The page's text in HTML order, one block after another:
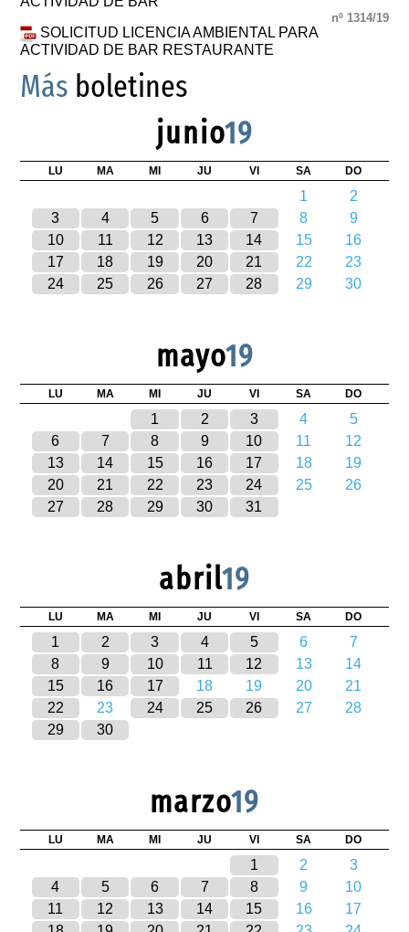
nº 1314/19
SOLICITUD LICENCIA AMBIENTAL PARA
ACTIVIDAD DE BAR RESTAURANTE
Más boletines
junio19
LU MA MI JU VI SA DO
1
2
3
4 5 6 7 8
9
10
11 12 13 14 15
16
17
18 19 20 21 22
23
24
25 26 27 28 29 30
mayo19
LU MA MI JU VI SA DO
1 2 3 4
5
6
7 8 9 10 11
12
13
14 15 16 17 18
19
20
21 22 23 24 25
26
27
28 29 30 31
abril19
LU MA MI JU VI SA DO
1 2 3 4 5 6
7
8
9 10 11 12 13
14
15
16 17 18 19 20
21
22
23 24 25 26 27
28
29
30
marzo19
LU MA MI JU VI SA DO
1 2
3
4
5 6 7 8 9
10
11
12 13 14 15 16
17